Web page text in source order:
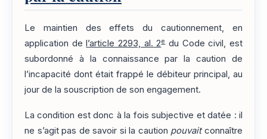
Le maintien des effets du cautionnement, en
application del’article 2293, al. 2edu Code civil, est
subordonné à la connaissance par la caution de
l’incapacité dont était frappé le débiteur principal, au
jour de la souscription de son engagement.
La condition est donc à la fois subjective et datée : il
ne s’agit pas de savoir si la caution pouvaitconnaître